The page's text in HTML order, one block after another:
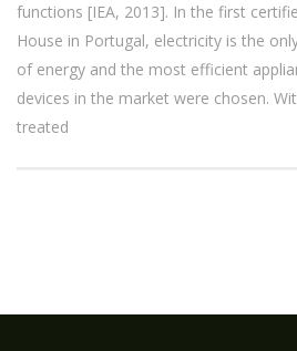
functions [IEA, 2013]. In the first
House in Portugal, electricity is the
of energy and the most efficient
devices in the market were chosen.
treated